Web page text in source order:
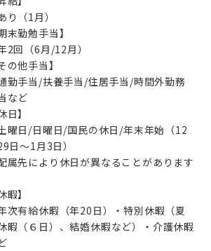
り（1月）
末勤勉手当】
2回（6月/12月）
の他手当】
勤手当/扶養手当/住居手当/時間外勤務
など
日】
曜日/日曜日/国民の休日/年末年始（12
日～1月3日）
属先により休日が異なることがあります
暇】
次有給休暇（年20日）・特別休暇（夏
暇（６日）、結婚休暇など）・介護休暇